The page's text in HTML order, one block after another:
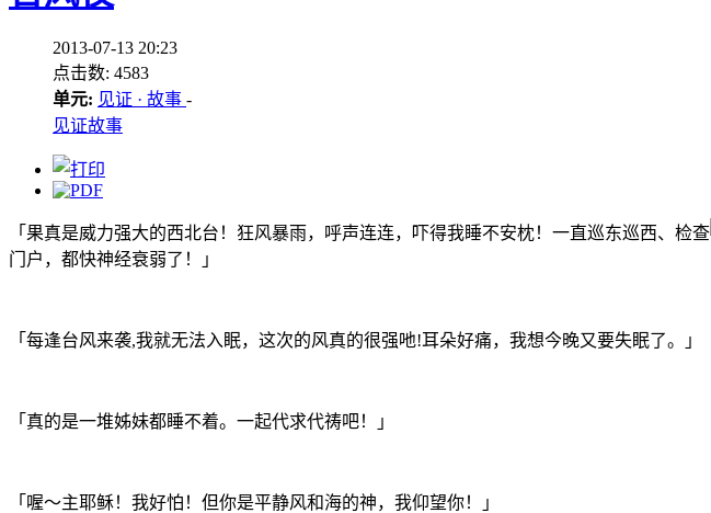
2013-07-13 20:23
点击数: 4583
单元: 见证 · 故事 -
见证故事
「果真是威力强大的西北台！狂风暴雨，呼声连连，吓得我睡不安枕！一直巡东巡西、检查
门户，都快神经衰弱了！」
「每逢台风来袭,我就无法入眠，这次的风真的很强吔!耳朵好痛， 我想今晚又要失眠了。」
「真的是一堆姊妹都睡不着。一起代求代祷吧！」
「喔～主耶稣！ 我好怕！但你是平静风和海的神，我仰望你！」